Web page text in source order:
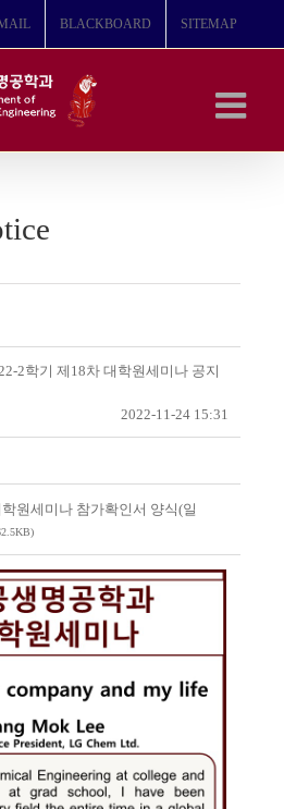
BLACKBOARD SITEMAP
2학기 제18차 대학원세미나 공지
2022-11-24 15:31
원세미나 참가확인서 양식(일